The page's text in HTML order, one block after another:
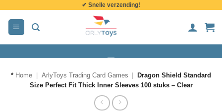
inhoud
✔ Snelle verzending!
* Home ArlyToys Trading Card Games
Dragon Shield Standard
Size Perfect Fit Thick Inner Sleeves 100 stuks – Clear